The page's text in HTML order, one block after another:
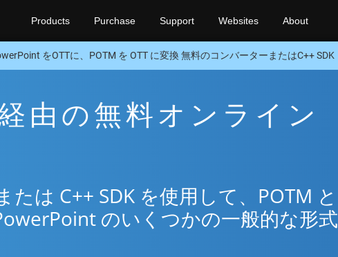
Products Purchase Support Websites About
をOTTに、POTM を OTT に変換 無料のコンバーターまたはC++ SDK
由の無料オンライン
は C++ SDK を使用して、POTM と
のいくつかの一般的な形式